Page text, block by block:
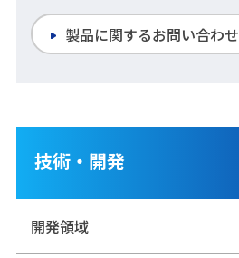
製品に関するお問い合わせ
技術・開発
開発領域